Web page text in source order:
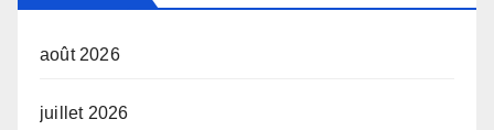
août 2026
juillet 2026